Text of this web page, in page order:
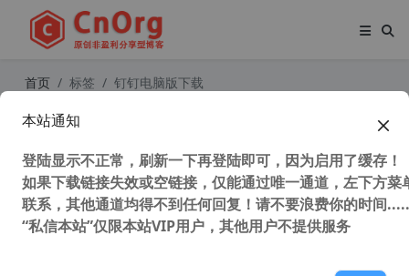
首页 标签 钉钉电脑版下载
本站通知
登陆显示不正常，刷新一下再登陆即可，因为启用了缓存！
如果下载链接失效或空链接，仅能通过唯一通道，左下方菜
联系，其他通道均得不到任何回复！请不要浪费你的时间
“私信本站”仅限本站VIP用户，其他用户不提供服务